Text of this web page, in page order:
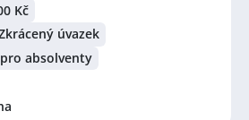
Kč
úvazek
absolventy